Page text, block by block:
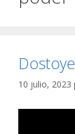
10 julio, 2023